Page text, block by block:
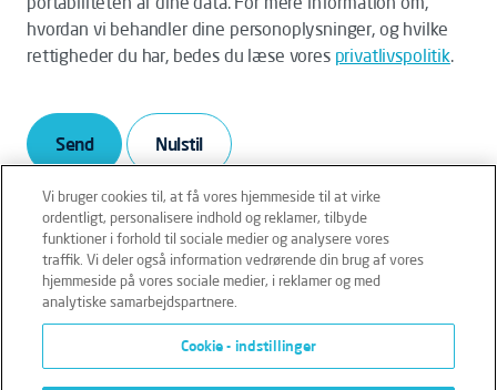
hvordan vi behandler dine personoplysninger, og hvilke
rettigheder du har, bedes du læse vores privatlivspolitik.
Send
Disclaimer Terms Privacy Cookies
Vi bruger cookies til, at få vores hjemmeside til at virke
ordentligt, personalisere indhold og reklamer, tilbyde
funktioner i forhold til sociale medier og analysere vores
traffik. Vi deler også information vedrørende din brug af vores
hjemmeside på vores sociale medier, i reklamer og med
analytiske samarbejdspartnere.
Cookie - indstillinger